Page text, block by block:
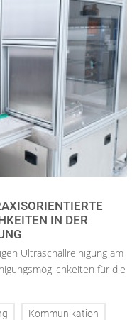
IN DER
Ultraschallreinigung am
für die
Kommunikation